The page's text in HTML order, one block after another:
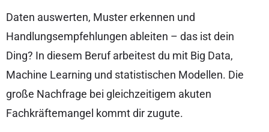
Daten auswerten, Muster erkennen und
Handlungsempfehlungen ableiten – das ist dein
Ding? In diesem Beruf arbeitest du mit Big Data,
Machine Learning und statistischen Modellen. Die
große Nachfrage bei gleichzeitigem akuten
Fachkräftemangel kommt dir zugute.